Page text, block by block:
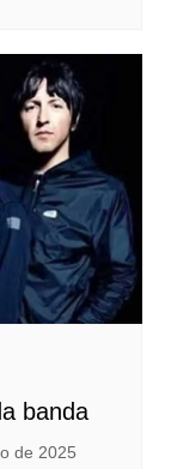
banda
de 2025